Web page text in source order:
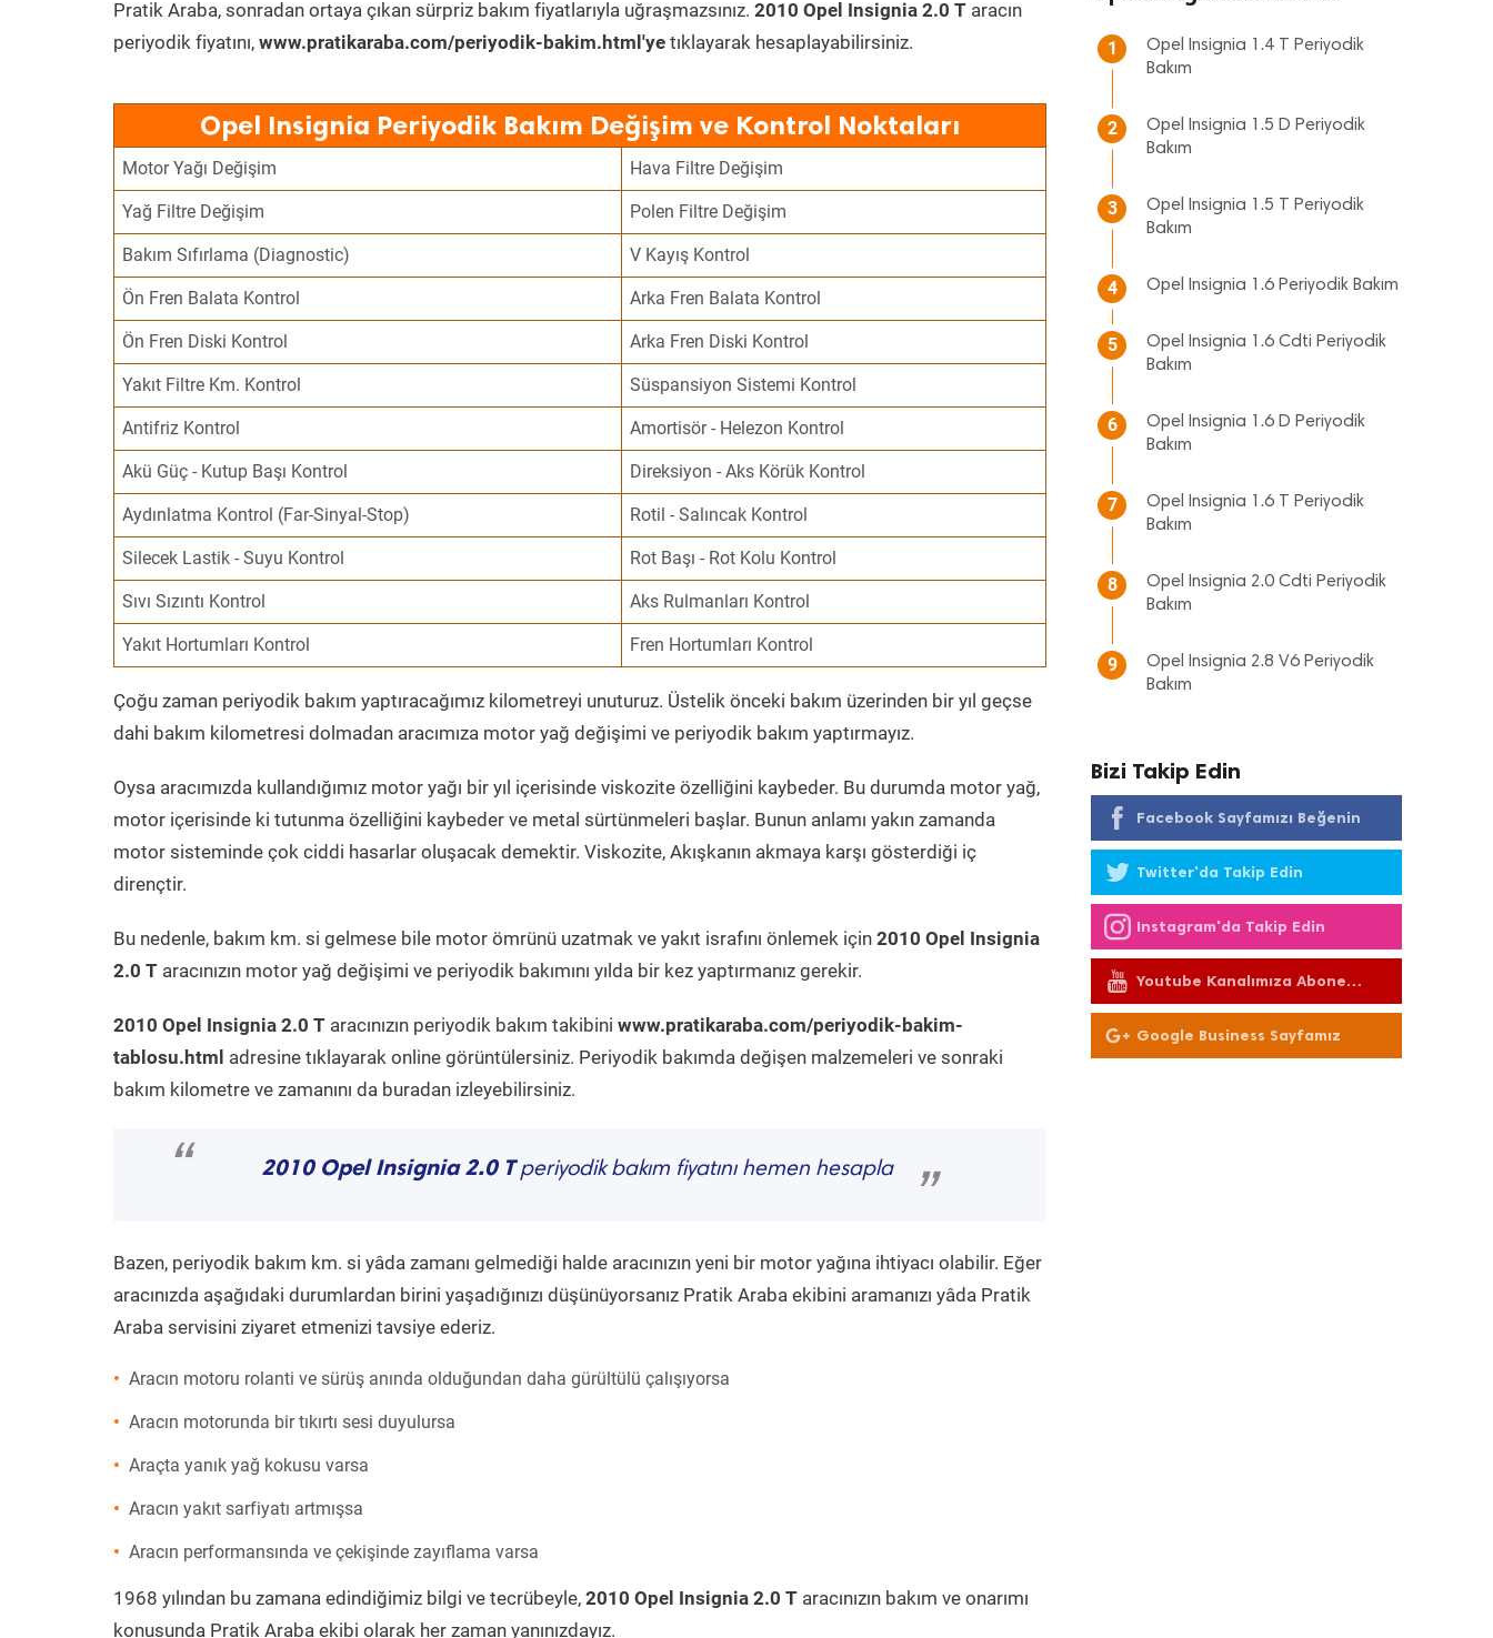
Pratik Araba, sonradan ortaya çıkan sürpriz bakım fiyatlarıyla uğraşmazsınız. 2010 Opel Insignia 2.0 T aracın
periyodik fiyatını, www.pratikaraba.com/periyodik-bakim.html'ye tıklayarak hesaplayabilirsiniz.
Opel Insignia Periyodik Bakım Değişim ve Kontrol Noktaları
Motor Yağı Değişim Hava Filtre Değişim
Yağ Filtre Değişim Polen Filtre Değişim
Bakım Sıfırlama (Diagnostic) V Kayış Kontrol
Ön Fren Balata Kontrol Arka Fren Balata Kontrol
Ön Fren Diski Kontrol Arka Fren Diski Kontrol
Yakıt Filtre Km. Kontrol Süspansiyon Sistemi Kontrol
Antifriz Kontrol Amortisör - Helezon Kontrol
Akü Güç - Kutup Başı Kontrol Direksiyon - Aks Körük Kontrol
Aydınlatma Kontrol (Far-Sinyal-Stop) Rotil - Salıncak Kontrol
Silecek Lastik - Suyu Kontrol Rot Başı - Rot Kolu Kontrol
Sıvı Sızıntı Kontrol Aks Rulmanları Kontrol
Yakıt Hortumları Kontrol Fren Hortumları Kontrol
Çoğu zaman periyodik bakım yaptıracağımız kilometreyi unuturuz. Üstelik önceki bakım üzerinden bir yıl geçse
dahi bakım kilometresi dolmadan aracımıza motor yağ değişimi ve periyodik bakım yaptırmayız.
Oysa aracımızda kullandığımız motor yağı bir yıl içerisinde viskozite özelliğini kaybeder. Bu durumda motor yağ,
motor içerisinde ki tutunma özelliğini kaybeder ve metal sürtünmeleri başlar. Bunun anlamı yakın zamanda
motor sisteminde çok ciddi hasarlar oluşacak demektir. Viskozite, Akışkanın akmaya karşı gösterdiği iç
dirençtir.
Bu nedenle, bakım km. si gelmese bile motor ömrünü uzatmak ve yakıt israfını önlemek için 2010 Opel Insignia
2.0 T aracınızın motor yağ değişimi ve periyodik bakımını yılda bir kez yaptırmanız gerekir.
2010 Opel Insignia 2.0 T aracınızın periyodik bakım takibini www.pratikaraba.com/periyodik-bakim-
tablosu.html adresine tıklayarak online görüntülersiniz. Periyodik bakımda değişen malzemeleri ve sonraki
bakım kilometre ve zamanını da buradan izleyebilirsiniz.
“ 2010 Opel Insignia 2.0 Tperiyodik bakım fiyatını hemen hesapla
”
Bazen, periyodik bakım km. si yâda zamanı gelmediği halde aracınızın yeni bir motor yağına ihtiyacı olabilir. Eğer
aracınızda aşağıdaki durumlardan birini yaşadığınızı düşünüyorsanız Pratik Araba ekibini aramanızı yâda Pratik
Araba servisini ziyaret etmenizi tavsiye ederiz.
Aracın motoru rolanti ve sürüş anında olduğundan daha gürültülü çalışıyorsa
Aracın motorunda bir tıkırtı sesi duyulursa
Araçta yanık yağ kokusu varsa
Aracın yakıt sarfiyatı artmışsa
Aracın performansında ve çekişinde zayıflama varsa
1968 yılından bu zamana edindiğimiz bilgi ve tecrübeyle, 2010 Opel Insignia 2.0 T aracınızın bakım ve onarımı
konusunda Pratik Araba ekibi olarak her zaman yanınızdayız.
1
Opel Insignia 1.4 T Periyodik
Bakım
2
Opel Insignia 1.5 D Periyodik
Bakım
3
Opel Insignia 1.5 T Periyodik
Bakım
4 Opel Insignia 1.6 Periyodik Bakım
5
Opel Insignia 1.6 Cdti Periyodik
Bakım
6
Opel Insignia 1.6 D Periyodik
Bakım
7
Opel Insignia 1.6 T Periyodik
Bakım
8
Opel Insignia 2.0 Cdti Periyodik
Bakım
9
Opel Insignia 2.8 V6 Periyodik
Bakım
Bizi Takip Edin
Facebook Sayfamızı Beğenin
Twitter'da Takip Edin
Instagram'da Takip Edin
Youtube Kanalımıza Abone
Olun
Google Business Sayfamız